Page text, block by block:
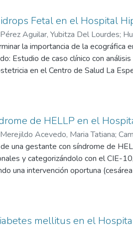
La gestante ingresó sin
oportunamente como
como anemia moderada,
Conclusión: El diagnóstico tardío
maternos y la planificación de
Fetal en el Hospital
Pérez Aguilar, Yubitza Del Lourdes;
la importancia de la
Estudio de caso clínico con
en el Centro de Salud La
fetal. Paciente fue referida a
gestación, gestante reingresa
culminación del embarazo. Se
la recién nacido se produce una
ser un método no invasivo y
ante esta condición.
de HELLP en el
Merejildo Acevedo, Maria Tatiana;
una gestante con síndrome de
y categorizándolo con el CIE-
una intervención oportuna
de la paciente, con
mellitus en el